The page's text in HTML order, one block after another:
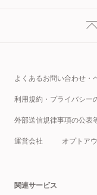
よくあるお問い合わせ・
利用規約・プライバシー
外部送信規律事項の公表
運営会社 オプトア
関連サービス